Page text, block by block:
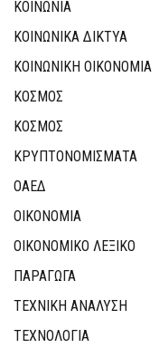
ΚΟΙΝΩΝΙΑ
ΚΟΙΝΩΝΙΚΆ ΔΊΚΤΥΑ
ΚΟΙΝΩΝΙΚΉ ΟΙΚΟΝΟΜΊΑ
ΚΟΣΜΟΣ
ΚΟΣΜΟΣ
ΚΡΥΠΤΟΝΟΜΊΣΜΑΤΑ
ΟΑΕΔ
ΟΙΚΟΝΟΜΙΑ
ΟΙΚΟΝΟΜΙΚΟ ΛΕΞΙΚΟ
ΠΑΡΑΓΩΓΑ
ΤΕΧΝΙΚΗ ΑΝΑΛΥΣΗ
ΤΕΧΝΟΛΟΓΙΑ